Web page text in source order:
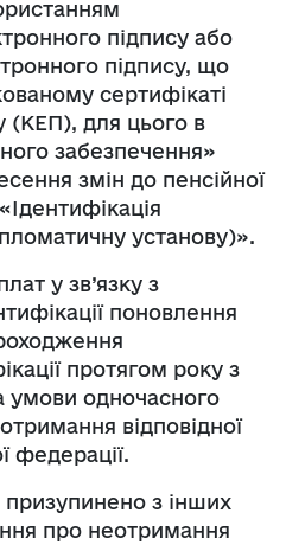
підпису або
підпису, що
сертифікаті
(КЕП), для цього в
забезпечення»
змін до пенсійної
установу)».
у зв’язку з
поновлення
протягом року з
умови одночасного
відповідної
федерації.
з інших
про неотримання